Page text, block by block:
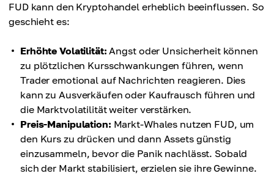
FUD kann den Kryptohandel erheblich beeinflussen. So
geschieht es:
Erhöhte Volatilität: Angst oder Unsicherheit können
zu plötzlichen Kursschwankungen führen, wenn
Trader emotional auf Nachrichten reagieren. Dies
kann zu Ausverkäufen oder Kaufrausch führen und
die Marktvolatilität weiter verstärken.
Preis-Manipulation: Markt-Whales nutzen FUD, um
den Kurs zu drücken und dann Assets günstig
einzusammeln, bevor die Panik nachlässt. Sobald
sich der Markt stabilisiert, erzielen sie ihre Gewinne.